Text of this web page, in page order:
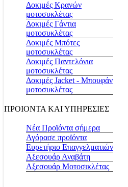
Δοκιμές Κρανών
μοτοσυκλέτας
Δοκιμές Γάντια
μοτοσυκλέτας
Δοκιμές Μπότες
μοτοσυκλέτας
Δοκιμές Παντελόνια
μοτοσυκλέτας
Δοκιμές Jacket - Μπουφάν
μοτοσυκλέτας
ΠΡΟΙΟΝΤΑ ΚΑΙ ΥΠΗΡΕΣΙΕΣ
Νέα Προϊόντα σήμερα
Αγόρασε προϊόντα
Ευρετήριο Επαγγελματιών
Αξεσουάρ Αναβάτη
Αξεσουάρ Μοτοσικλέτας